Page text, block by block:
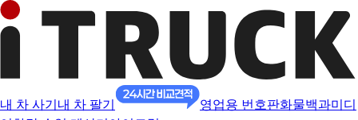
내 차 사기 내 차 팔기 영업용 번호판화물백과미디